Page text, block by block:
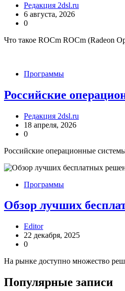
Редакция 2dsl.ru
6 августа, 2026
0
Что такое ROCm ROCm (Radeon
Программы
Российские
Редакция 2dsl.ru
18 апреля, 2026
0
Российские операционные
Программы
Обзор лучших
Editor
22 декабря, 2025
0
На рынке доступно множество
Популярные записи